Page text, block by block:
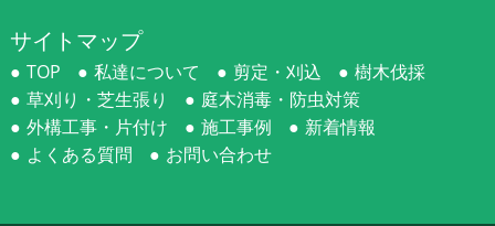
サイトマップ
TOP 私達について 剪定・刈込
樹木伐採
草刈り・芝生張り
庭木消毒・防虫対策
外構工事・片付け
施工事例
新着情報
よくある質問
お問い合わせ